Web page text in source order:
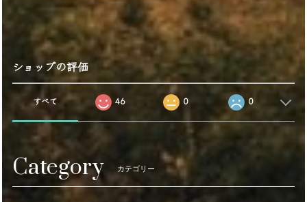
ショップの評価
すべて 46 0 0
Category カテゴリー